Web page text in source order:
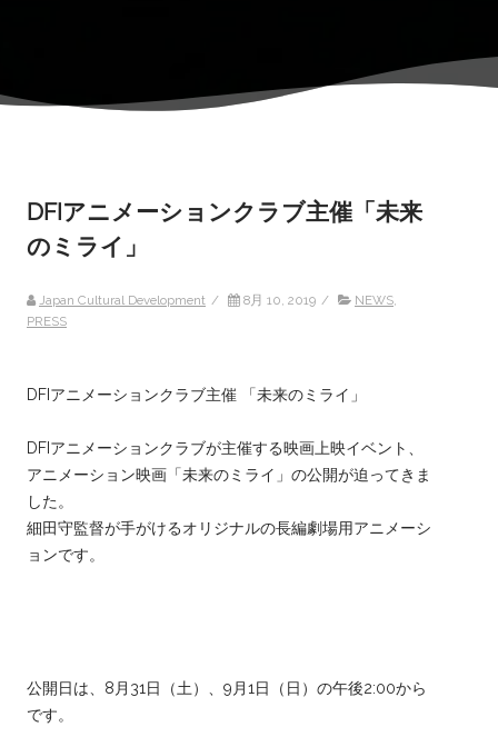
DFIアニメーションクラブ主催「未来
のミライ」
Japan Cultural Development / 8月 10, 2019 / NEWS,
PRESS
DFIアニメーションクラブ主催 「未来のミライ」
DFIアニメーションクラブが主催する映画上映イベント、
アニメーション映画「未来のミライ」の公開が迫ってきま
した。
細田守監督が手がけるオリジナルの長編劇場用アニメーシ
ョンです。
公開日は、8月31日（土）、9月1日（日）の午後2:00から
です。